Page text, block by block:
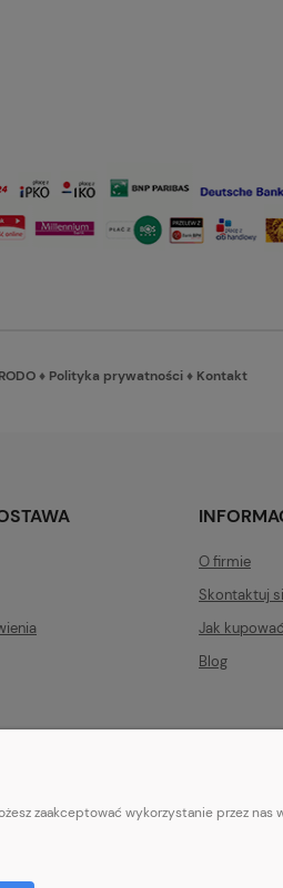
RODO♦ Polityka prywatności♦ Kontakt
O firmie
Skontaktuj
Jak
Blog
zaakceptować wykorzystanie przez